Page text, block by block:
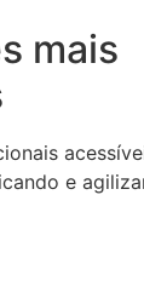
mais
e